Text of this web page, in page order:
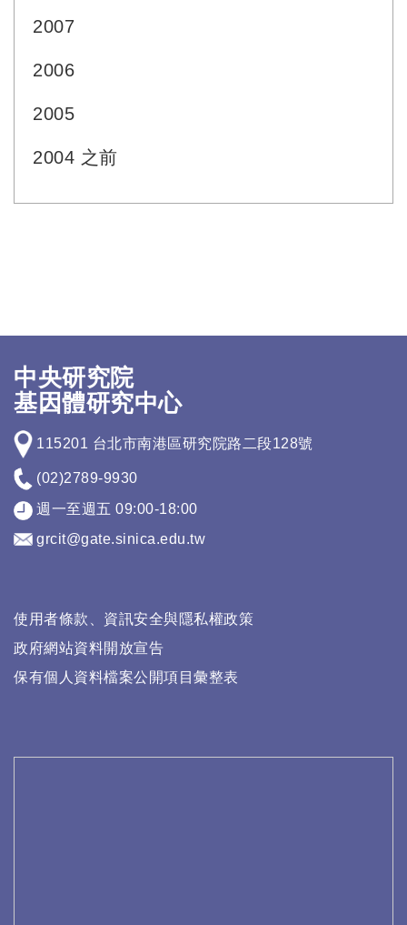
2007
2006
2005
2004 之前
中央研究院
基因體研究中心
115201 台北市南港區研究院路二段128號
(02)2789-9930
週一至週五 09:00-18:00
grcit@gate.sinica.edu.tw
使用者條款、資訊安全與隱私權政策
政府網站資料開放宣告
保有個人資料檔案公開項目彙整表